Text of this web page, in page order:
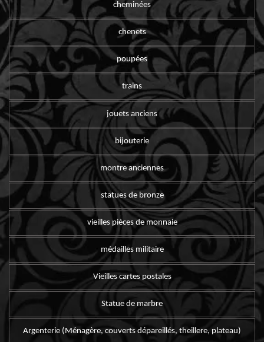
cheminées
chenets
poupées
trains
jouets anciens
bijouterie
montre anciennes
statues de bronze
vieilles pièces de monnaie
médailles militaire
Vieilles cartes postales
Statue de marbre
Argenterie (Ménagère, couverts dépareillés, theillere, plateau)